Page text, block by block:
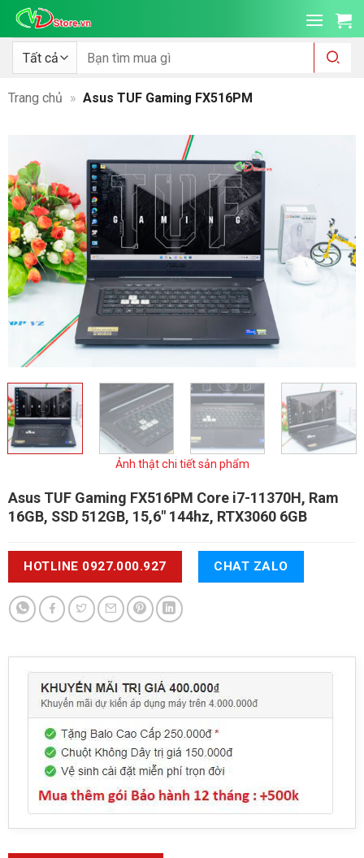
qua
dung
Tìm
kiếm:
Trang chủ » Asus TUF Gaming FX516PM
Ảnh thật chi tiết sản phẩm
Asus TUF Gaming FX516PM Core i7-11370H, Ram
16GB, SSD 512GB, 15,6" 144hz, RTX3060 6GB
HOTLINE 0927.000.927 CHAT ZALO